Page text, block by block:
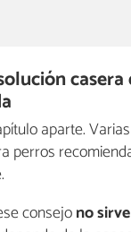
aparte.
perros
consejono